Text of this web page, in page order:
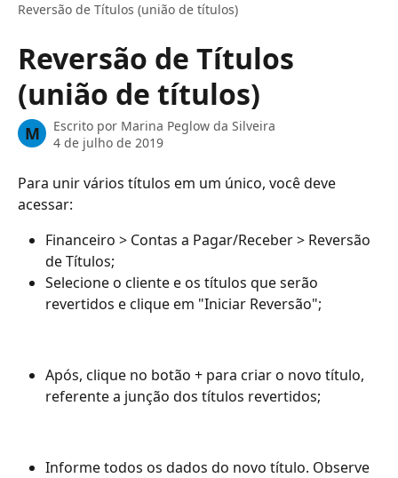
Reversão de Títulos (união de títulos)
Reversão de Títulos
(união de títulos)
M Escrito por Marina Peglow da Silveira
4 de julho de 2019
Para unir vários títulos em um único, você deve
acessar:
Financeiro > Contas a Pagar/Receber > Reversão
de Títulos;
Selecione o cliente e os títulos que serão
revertidos e clique em "Iniciar Reversão";
Após, clique no botão + para criar o novo título,
referente a junção dos títulos revertidos;
Informe todos os dados do novo título. Observe